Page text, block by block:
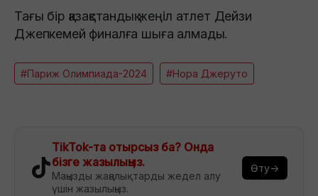
Тағы бір қазақстандық жеңіл атлет Дейзи
Джепкемей финалға шыға алмады.
#Париж Олимпиада-2024 #Нора Джеруто
TikTok-та отырсыз ба? Онда
бізге жазылыңыз.
Маңызды жаңалықтарды жедел алу
үшін жазылыңыз.
Өту→